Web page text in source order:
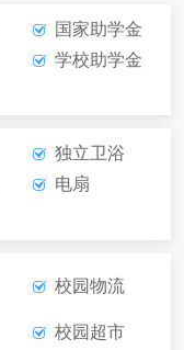
国家助学金
学校助学金
独立卫浴
电扇
校园物流
校园超市